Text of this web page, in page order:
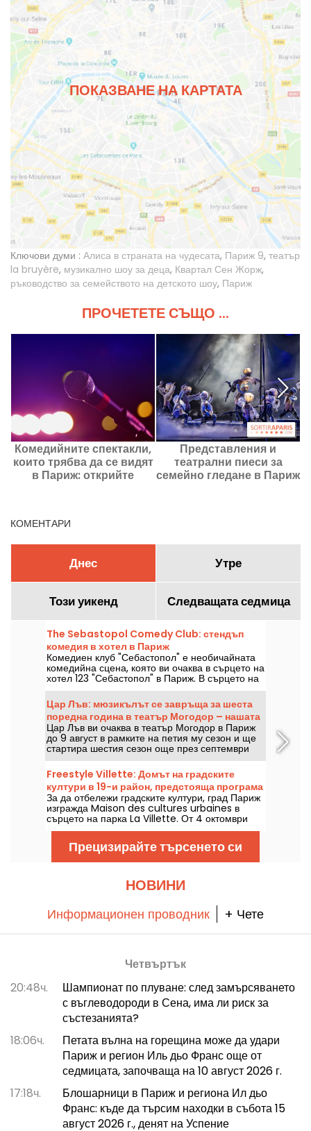
ПОКАЗВАНЕ НА КАРТАТА
Ключови думи : Алиса в страната на чудесата, Париж 9, театър
la bruyère, музикално шоу за деца, Квартал Сен Жорж,
ръководство за семейството на детското шоу, Париж
ПРОЧЕТЕТЕ СЪЩО ...
Комедийните спектакли,
които трябва да се видят
в Париж: открийте
Представления и
театрални пиеси за
семейно гледане в Париж
КОМЕНТАРИ
Днес Утре
Този уикенд Следващата седмица
The Sebastopol Comedy Club: стендъп
комедия в хотел в Париж
Комедиен клуб "Себастопол" е необичайната
комедийна сцена, която ви очаква в сърцето на
хотел 123 "Себастопол" в Париж. В сърцето на
хотела всеки уикенд ще откриете стендъп
сцена, на която ще гостуват утвърдени
артисти.
Цар Лъв: мюзикълът се завръща за шеста
поредна година в театър Могодор – нашата
критика
Цар Лъв ви очаква в театър Могодор в Париж
до 9 август в рамките на петия му сезон и ще
стартира шестия сезон още през септември
2026 г., повече от десетилетие след
последното му представление в тази парижка
зала. Гледали сме го — разказваме ви всичко!
Freestyle Villette: Домът на градските
култури в 19-и район, предстояща програма
За да отбележи градските култури, град Париж
изгражда Maison des cultures urbaines в
сърцето на парка La Villette. От 4 октомври
2025 г. ще можете да откриете градски танци,
музика, спорт и улично изкуство.
Прецизирайте търсенето си
НОВИНИ
Информационен проводник + Чете
Четвъртък
20:48ч.
Шампионат по плуване: след замърсяването
с въглеводороди в Сена, има ли риск за
състезанията?
18:06ч.
Петата вълна на горещина може да удари
Париж и регион Иль дьо Франс още от
седмицата, започваща на 10 август 2026 г.
17:18ч.
Блошарници в Париж и региона Ил дьо
Франс: къде да търсим находки в събота 15
август 2026 г., денят на Успение